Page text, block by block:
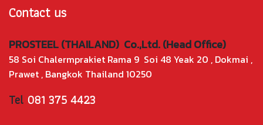
Contact us
PROSTEEL (THAILAND) Co.,Ltd. (Head Office)
58 Soi Chalermprakiet Rama 9 Soi 48 Yeak 20 , Dokmai ,
Prawet , Bangkok Thailand 10250
Tel 081 375 4423